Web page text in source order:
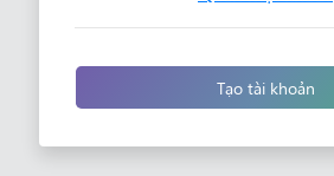
Tạo tài khoản